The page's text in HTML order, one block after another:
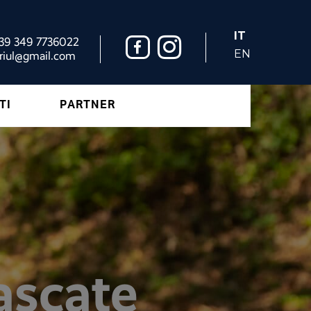
349 7736022
IT
EN
PARTNER